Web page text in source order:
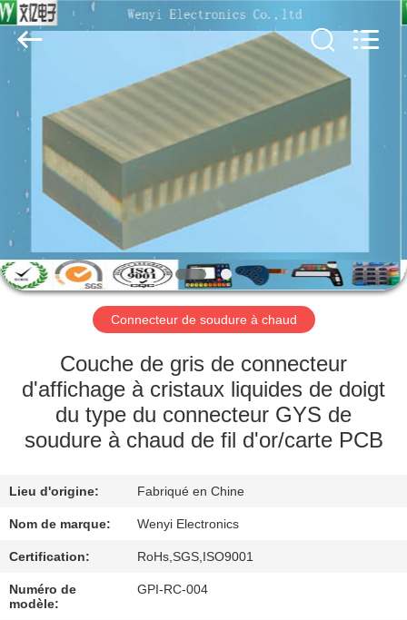
MAISON
DES
PRODUITS
AU
SUJET
DE
VISITE
D'USINE
DE
QUALITÉ
CONTACTEZ-
Dongguan
Jinyuanhang
Electronic
Technology
Co.,
Rights
Connecteur de soudure à chaud
Couche de gris de connecteur
d'affichage à cristaux liquides de doigt
du type du connecteur GYS de
soudure à chaud de fil d'or/carte PCB
Lieu d'origine: Fabriqué en Chine
Nom de marque: Wenyi Electronics
Certification: RoHs,SGS,ISO9001
Numéro de
modèle:
GPI-RC-004